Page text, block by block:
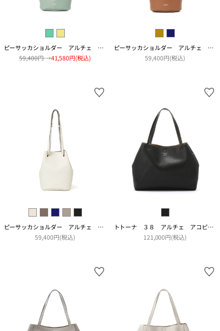
ピーサッカショルダー アルチェ アコピアート
59,400円→41,580円(税込)
ピーサッカショルダー アルチェ アコピアート
59,400円(税込)
ピーサッカショルダー アルチェ アコピアート
59,400円(税込)
トトーナ ３８ アルチェ アコピアート
121,000円(税込)